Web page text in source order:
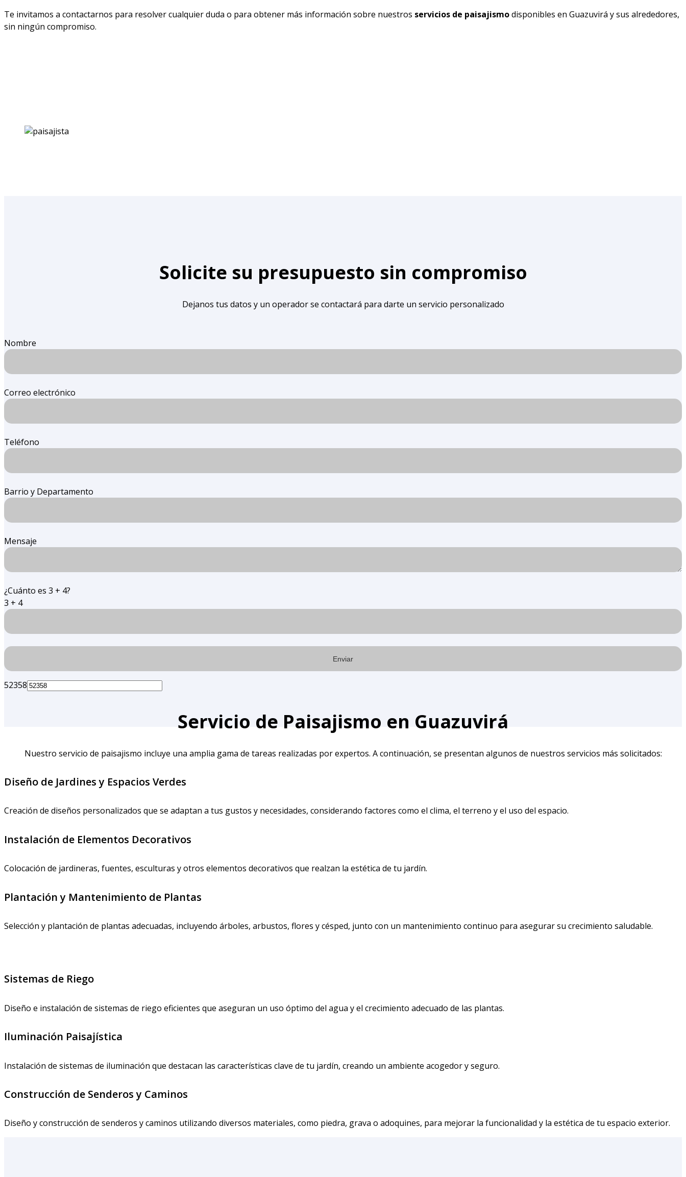
Te invitamos a contactarnos para resolver cualquier duda o para obtener más información sobre nuestros servicios de paisajismodisponibles en Guazuvirá y sus alrededores,
sin ningún compromiso.
Solicite su presupuesto sin compromiso
Dejanos tus datos y un operador se contactará para darte un servicio personalizado
Nombre
Correo electrónico
Teléfono
Barrio y Departamento
Mensaje
¿Cuánto es 3 + 4?
3 + 4
52358
Servicio de Paisajismo en Guazuvirá
Nuestro servicio de paisajismo incluye una amplia gama de tareas realizadas por expertos. A continuación, se presentan algunos de nuestros servicios más solicitados:
Diseño de Jardines y Espacios Verdes
Creación de diseños personalizados que se adaptan a tus gustos y necesidades, considerando factores como el clima, el terreno y el uso del espacio.
Instalación de Elementos Decorativos
Colocación de jardineras, fuentes, esculturas y otros elementos decorativos que realzan la estética de tu jardín.
Plantación y Mantenimiento de Plantas
Selección y plantación de plantas adecuadas, incluyendo árboles, arbustos, flores y césped, junto con un mantenimiento continuo para asegurar su crecimiento saludable.
Sistemas de Riego
Diseño e instalación de sistemas de riego eficientes que aseguran un uso óptimo del agua y el crecimiento adecuado de las plantas.
Iluminación Paisajística
Instalación de sistemas de iluminación que destacan las características clave de tu jardín, creando un ambiente acogedor y seguro.
Construcción de Senderos y Caminos
Diseño y construcción de senderos y caminos utilizando diversos materiales, como piedra, grava o adoquines, para mejorar la funcionalidad y la estética de tu espacio exterior.